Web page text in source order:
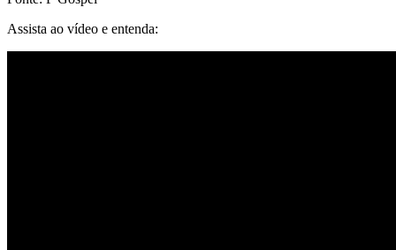
Assista ao vídeo e entenda: